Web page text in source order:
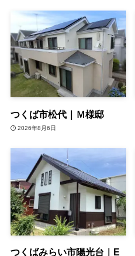
つくば市松代｜Ｍ様邸
2026年8月6日
つくばみらい市陽光台｜E